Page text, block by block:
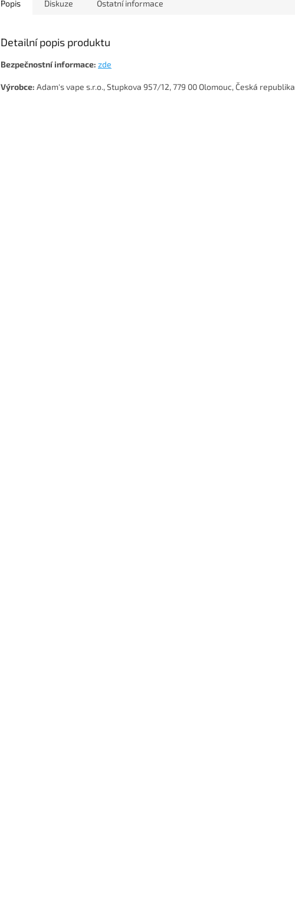
Popis Diskuze Ostatní informace
Detailní popis produktu
Bezpečnostní informace: zde
Výrobce: Adam's vape s.r.o., Stupkova 957/12, 779 00 Olomouc, Česká republika